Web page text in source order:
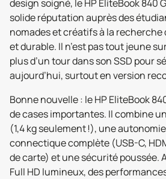
design soigné, le HP EliteBook 840
solide réputation auprès des
nomades et créatifs à la recherche
et durable. Il n’est pas tout jeune
plus d’un tour dans son SSD pour
aujourd’hui, surtout en version
Bonne nouvelle : le HP EliteBook
de cases importantes. Il combine
(1,4 kg seulement !), une
connectique complète (USB-C,
de carte) et une sécurité poussée.
Full HD lumineux, des